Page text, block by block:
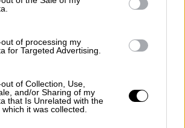
of processing my
for Targeted Advertising.
of Collection, Use,
and/or Sharing of my
that Is Unrelated with the
it was collected.
για νήσους και
οι οποίες δεν έχουν τη
συντηρήσουν ανθρώπινη
δεν δικαιούνται
και ΑΟΖ, παρότιδικαιούνται
και συνορεύουσας ζώνης